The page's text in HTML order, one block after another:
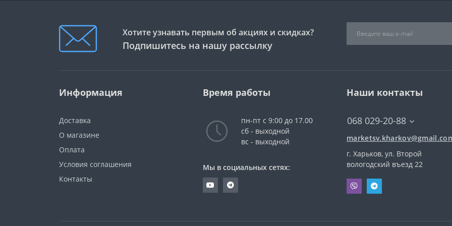
Хотите узнавать первым об акциях и скидках?
Подпишитесь на нашу рассылку
Информация
Доставка
О магазине
Оплата
Условия соглашения
Контакты
Время работы
пн-пт с 9:00 до 17.00
сб - выходной
вс - выходной
Мы в социальных сетях:
Наши контакты
068 029-20-88
г. Харьков, ул. Второй
вологодский въезд 22